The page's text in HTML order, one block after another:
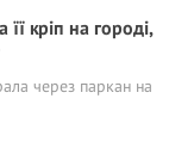
кріп на городі,
через паркан на